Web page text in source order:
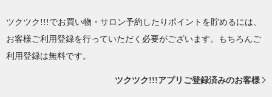
ツクツク!!!でお買い物・サロン予約したりポイントを貯めるには、
お客様ご利用登録を行っていただく必要がございます。もちろんご
利用登録は無料です。
ツクツク!!!アプリご登録済みのお客様